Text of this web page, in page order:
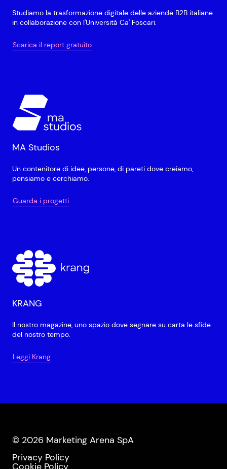
Studiamo la trasformazione digitale delle aziende B2B italiane
in collaborazione con l'Università Ca' Foscari.
Scarica il report gratuito
MA Studios
Un contenitore di idee, persone, di pareti dove creiamo,
pensiamo e cerchiamo.
Guarda i progetti
KRANG
Il nostro magazine, uno spazio dove segnare su carta le sfide
del nostro tempo.
Leggi Krang
© 2026 Marketing Arena SpA
Privacy Policy
Cookie Policy